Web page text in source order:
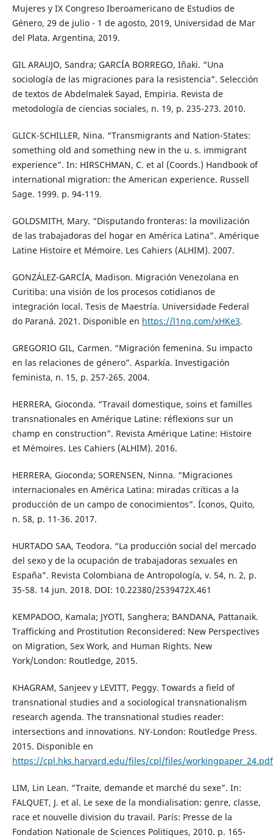
Mujeres y IX Congreso Iberoamericano de Estudios de
Género, 29 de julio - 1 de agosto, 2019, Universidad de Mar
del Plata. Argentina, 2019.
GIL ARAUJO, Sandra; GARCÍA BORREGO, Iñaki. “Una
sociología de las migraciones para la resistencia”. Selección
de textos de Abdelmalek Sayad, Empiria. Revista de
metodología de ciencias sociales, n. 19, p. 235-273. 2010.
GLICK-SCHILLER, Nina. “Transmigrants and Nation-States:
something old and something new in the u. s. immigrant
experience”. In: HIRSCHMAN, C. et al (Coords.) Handbook of
international migration: the American experience. Russell
Sage. 1999. p. 94-119.
GOLDSMITH, Mary. “Disputando fronteras: la movilización
de las trabajadoras del hogar en América Latina”. Amérique
Latine Histoire et Mémoire. Les Cahiers (ALHIM). 2007.
GONZÁLEZ-GARCÍA, Madison. Migración Venezolana en
Curitiba: una visión de los procesos cotidianos de
integración local. Tesis de Maestría. Universidade Federal
do Paraná. 2021. Disponible en https://l1nq.com/xHKe3.
GREGORIO GIL, Carmen. “Migración femenina. Su impacto
en las relaciones de género”. Asparkía. Investigación
feminista, n. 15, p. 257-265. 2004.
HERRERA, Gioconda. “Travail domestique, soins et familles
transnationales en Amérique Latine: réflexions sur un
champ en construction”. Revista Amérique Latine: Histoire
et Mémoires. Les Cahiers (ALHIM). 2016.
HERRERA, Gioconda; SORENSEN, Ninna. “Migraciones
internacionales en América Latina: miradas críticas a la
producción de un campo de conocimientos”. Íconos, Quito,
n. 58, p. 11-36. 2017.
HURTADO SAA, Teodora. “La producción social del mercado
del sexo y de la ocupación de trabajadoras sexuales en
España”. Revista Colombiana de Antropología, v. 54, n. 2, p.
35-58. 14 jun. 2018. DOI: 10.22380/2539472X.461
KEMPADOO, Kamala; JYOTI, Sanghera; BANDANA, Pattanaik.
Trafficking and Prostitution Reconsidered: New Perspectives
on Migration, Sex Work, and Human Rights. New
York/London: Routledge, 2015.
KHAGRAM, Sanjeev y LEVITT, Peggy. Towards a field of
transnational studies and a sociological transnationalism
research agenda. The transnational studies reader:
intersections and innovations. NY-London: Routledge Press.
2015. Disponible en
https://cpl.hks.harvard.edu/files/cpl/files/workingpaper_24.pdf
LIM, Lin Lean. “Traite, demande et marché du sexe”. In:
FALQUET, J. et al. Le sexe de la mondialisation: genre, classe,
race et nouvelle division du travail. París: Presse de la
Fondation Nationale de Sciences Politiques, 2010. p. 165-